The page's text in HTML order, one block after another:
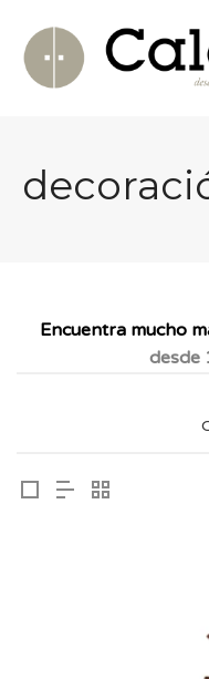
Encuentra mucho
desde